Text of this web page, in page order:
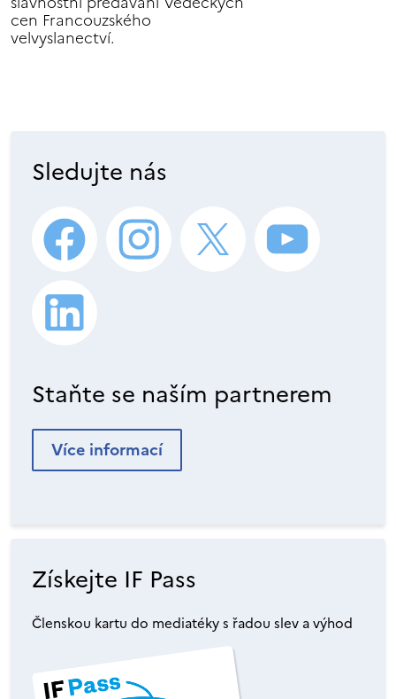
cen Francouzského
velvyslanectví.
Sledujte nás
Staňte se naším partnerem
Více informací
Získejte IF Pass
Členskou kartu do mediatéky s řadou slev a výhod